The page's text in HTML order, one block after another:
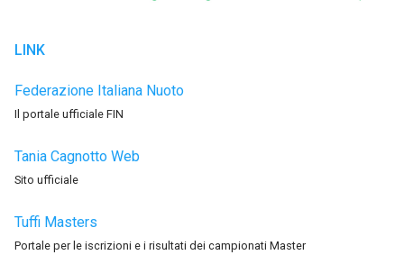
LINK
Federazione Italiana Nuoto
Il portale ufficiale FIN
Tania Cagnotto Web
Sito ufficiale
Tuffi Masters
Portale per le iscrizioni e i risultati dei campionati Master